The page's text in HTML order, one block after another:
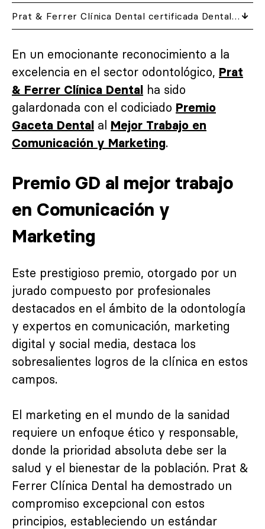
Prat & Ferrer Clínica Dental certificada DentalQuality
En un emocionante reconocimiento a la
excelencia en el sector odontológico, Prat
& Ferrer Clínica Dental ha sido
galardonada con el codiciado Premio
Gaceta Dental al Mejor Trabajo en
Comunicación y Marketing.
Premio GD al mejor trabajo
en Comunicación y
Marketing
Este prestigioso premio, otorgado por un
jurado compuesto por profesionales
destacados en el ámbito de la odontología
y expertos en comunicación, marketing
digital y social media, destaca los
sobresalientes logros de la clínica en estos
campos.
El marketing en el mundo de la sanidad
requiere un enfoque ético y responsable,
donde la prioridad absoluta debe ser la
salud y el bienestar de la población. Prat &
Ferrer Clínica Dental ha demostrado un
compromiso excepcional con estos
principios, estableciendo un estándar